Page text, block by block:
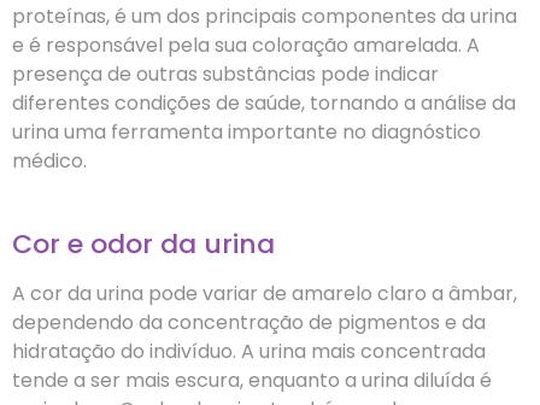
proteínas, é um dos principais componentes da urina
e é responsável pela sua coloração amarelada. A
presença de outras substâncias pode indicar
diferentes condições de saúde, tornando a análise da
urina uma ferramenta importante no diagnóstico
médico.
Cor e odor da urina
A cor da urina pode variar de amarelo claro a âmbar,
dependendo da concentração de pigmentos e da
hidratação do indivíduo. A urina mais concentrada
tende a ser mais escura, enquanto a urina diluída é